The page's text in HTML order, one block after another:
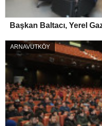
Başkan Baltacı, Yerel
ARNAVUTKÖY